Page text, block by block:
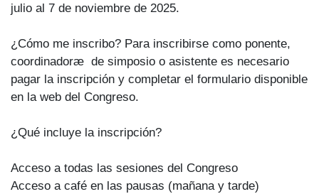
julio al 7 de noviembre de 2025.
¿Cómo me inscribo? Para inscribirse como ponente,
coordinadoræ de simposio o asistente es necesario
pagar la inscripción y completar el formulario disponible
en la web del Congreso.
¿Qué incluye la inscripción?
Acceso a todas las sesiones del Congreso
Acceso a café en las pausas (mañana y tarde)